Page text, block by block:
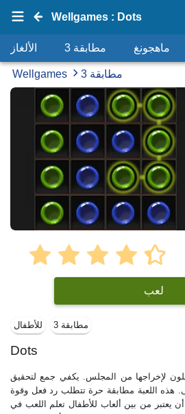
Wellgames : Dots
الألغاز مطابقة 3 ماهجونغ
Wellgames مطابقة 3
لعب
للأطفال مطابقة 3
Dots
لإخراجها من المجلس. يكفي جمع لتحقيق
اللعبة مطابقة حرة تتطلب رد فعل وقوة
أن يعتبر من بين ألعاب للأطفال تعلم اللعب في